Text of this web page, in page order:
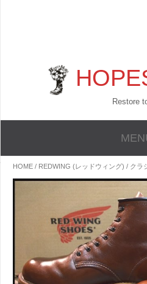
Restore
HOME / REDWING (レッドウィング) / クラ